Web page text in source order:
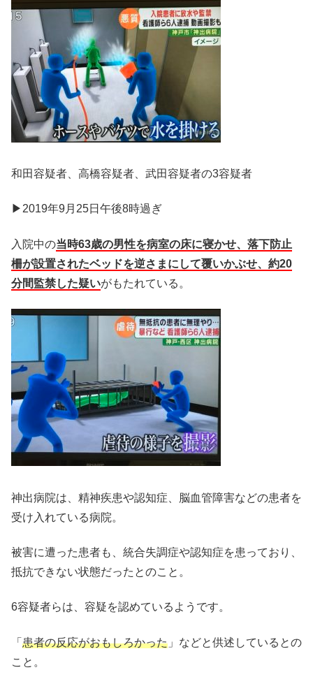
和田容疑者、高橋容疑者、武田容疑者の3容疑者
▶2019年9月25日午後8時過ぎ
入院中の当時63歳の男性を病室の床に寝かせ、落下防止
柵が設置されたベッドを逆さまにして覆いかぶせ、約20
分間監禁した疑いがもたれている。
神出病院は、精神疾患や認知症、脳血管障害などの患者を
受け入れている病院。
被害に遭った患者も、統合失調症や認知症を患っており、
抵抗できない状態だったとのこと。
6容疑者らは、容疑を認めているようです。
「 患者の反応がおもしろかった 」などと供述しているとの
こと。